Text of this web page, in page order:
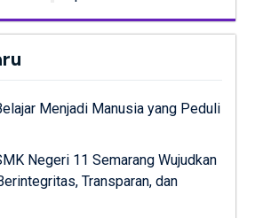
Menjadi Manusia yang Peduli
Negeri 11 Semarang Wujudkan
Transparan, dan